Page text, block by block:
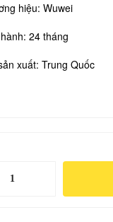
hiệu: Wuwei
24 tháng
xuất: Trung Quốc